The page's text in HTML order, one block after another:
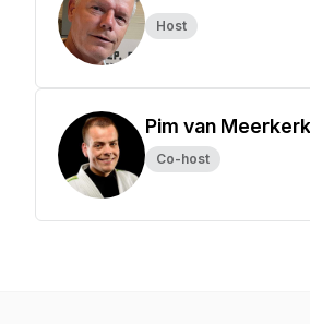
Host
Pim van Meerkerk
Co-host